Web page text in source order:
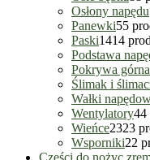
Osłony napędu
Panewki55
Paski1414
Podstawa
Pokrywa
Ślimak i
Wałki
Wentylatory44
Wieńce2323
Wsporniki22
Części do nożyc